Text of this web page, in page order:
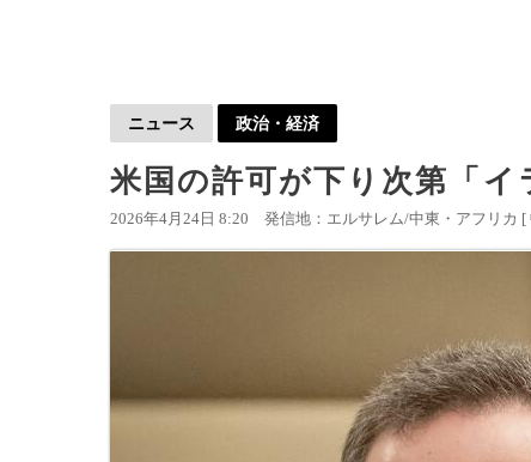
ニュース 政治・経済
米国の許可が下り次第「
2026年4月24日 8:20 発信地：エルサレム/中東・アフリカ [